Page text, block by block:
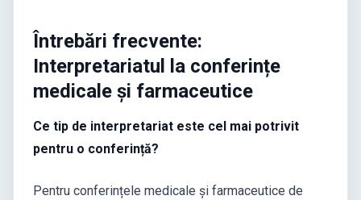
Întrebări frecvente:
Interpretariatul la conferințe
medicale și farmaceutice
Ce tip de interpretariat este cel mai potrivit
pentru o conferință?
Pentru conferințele medicale și farmaceutice de